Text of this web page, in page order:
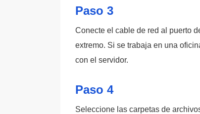
Paso 3
Conecte el cable de red al puerto
extremo. Si se trabaja en una
con el servidor.
Paso 4
Seleccione las carpetas de